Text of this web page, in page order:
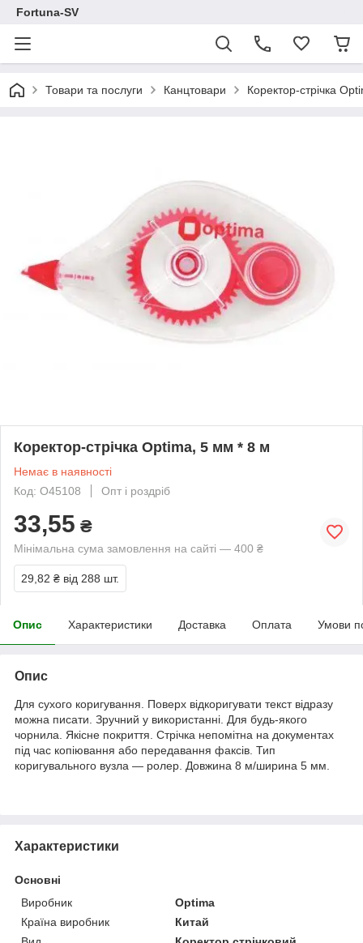
Fortuna-SV
Товари та послуги Канцтовари Коректор-стрічка
Коректор-стрічка Optima, 5 мм * 8 м
Немає в наявності
Код: O45108
Опт і роздріб
33,55 ₴
Мінімальна сума замовлення на сайті — 400 ₴
29,82 ₴ від 288 шт.
Опис Характеристики Доставка Оплата Умови
Опис
Для сухого коригування. Поверх відкоригувати текст відразу
можна писати. Зручний у використанні. Для будь-якого
чорнила. Якісне покриття. Стрічка непомітна на документах
під час копіювання або передавання факсів. Тип
коригувального вузла — ролер. Довжина 8 м/ширина 5 мм.
Характеристики
Основні
Виробник
Optima
Країна виробник
Китай